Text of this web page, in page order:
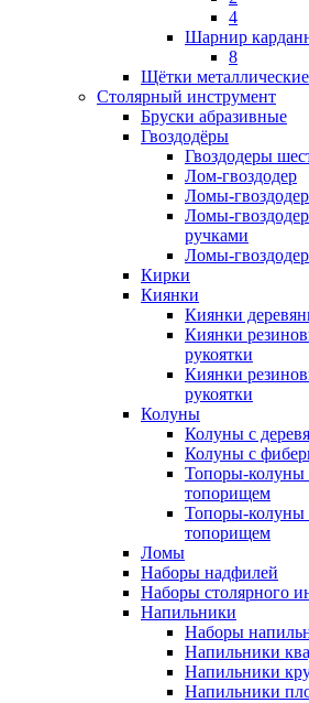
4
Шарнир
8
Щётки металлические
Столярный инструмент
Бруски абразивные
Гвоздодёры
Гвоздодеры
Лом-гвоздодер
Ломы-
Ломы-
ручками
Ломы-
Кирки
Киянки
Киянки
Киянки
рукоятки
Киянки
рукоятки
Колуны
Колуны с
Колуны с
Топоры-колуны
топорищем
Топоры-колуны
топорищем
Ломы
Наборы надфилей
Наборы столярного
Напильники
Наборы
Напильники
Напильники
Напильники